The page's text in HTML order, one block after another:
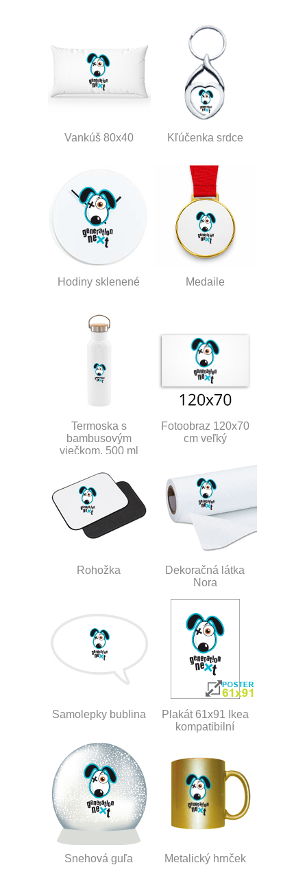
Vankúš 80x40 Kľúčenka srdce
Hodiny sklenené Medaile
Termoska s
bambusovým
viečkom, 500 ml
Fotoobraz 120x70
cm veľký
Rohožka
Dekoračná látka
Nora
Samolepky bublina
Plakát 61x91 Ikea
kompatibilní
Snehová guľa Metalický hrnček